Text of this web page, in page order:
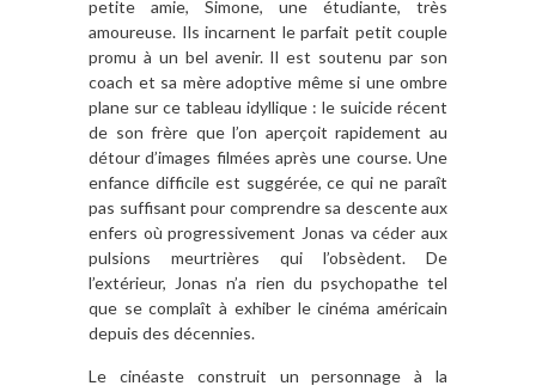
petite amie, Simone, une étudiante, très
amoureuse. Ils incarnent le parfait petit couple
promu à un bel avenir. Il est soutenu par son
coach et sa mère adoptive même si une ombre
plane sur ce tableau idyllique : le suicide récent
de son frère que l’on aperçoit rapidement au
détour d’images filmées après une course. Une
enfance difficile est suggérée, ce qui ne paraît
pas suffisant pour comprendre sa descente aux
enfers où progressivement Jonas va céder aux
pulsions meurtrières qui l’obsèdent. De
l’extérieur, Jonas n’a rien du psychopathe tel
que se complaît à exhiber le cinéma américain
depuis des décennies.
Le cinéaste construit un personnage à la